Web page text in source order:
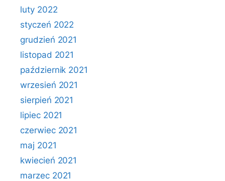
luty 2022
styczeń 2022
grudzień 2021
listopad 2021
październik 2021
wrzesień 2021
sierpień 2021
lipiec 2021
czerwiec 2021
maj 2021
kwiecień 2021
marzec 2021